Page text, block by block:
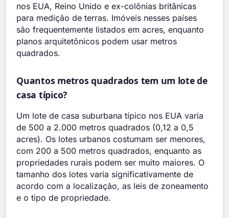
nos EUA, Reino Unido e ex-colônias britânicas
para medição de terras. Imóveis nesses países
são frequentemente listados em acres, enquanto
planos arquitetônicos podem usar metros
quadrados.
Quantos metros quadrados tem um lote de
casa típico?
Um lote de casa suburbana típico nos EUA varia
de 500 a 2.000 metros quadrados (0,12 a 0,5
acres). Os lotes urbanos costumam ser menores,
com 200 a 500 metros quadrados, enquanto as
propriedades rurais podem ser muito maiores. O
tamanho dos lotes varia significativamente de
acordo com a localização, as leis de zoneamento
e o tipo de propriedade.